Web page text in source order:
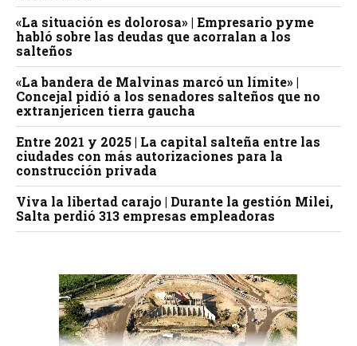
«La situación es dolorosa» | Empresario pyme
habló sobre las deudas que acorralan a los
salteños
«La bandera de Malvinas marcó un límite» |
Concejal pidió a los senadores salteños que no
extranjericen tierra gaucha
Entre 2021 y 2025 | La capital salteña entre las
ciudades con más autorizaciones para la
construcción privada
Viva la libertad carajo | Durante la gestión Milei,
Salta perdió 313 empresas empleadoras